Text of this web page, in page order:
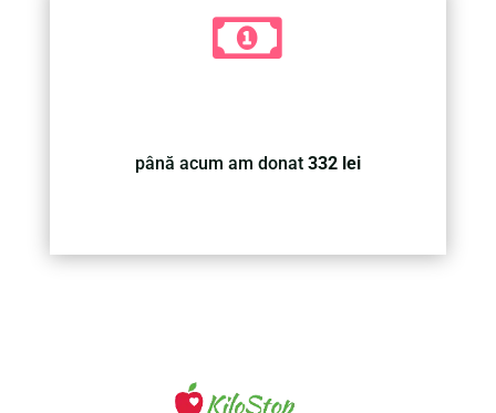

până acum am donat 332 lei